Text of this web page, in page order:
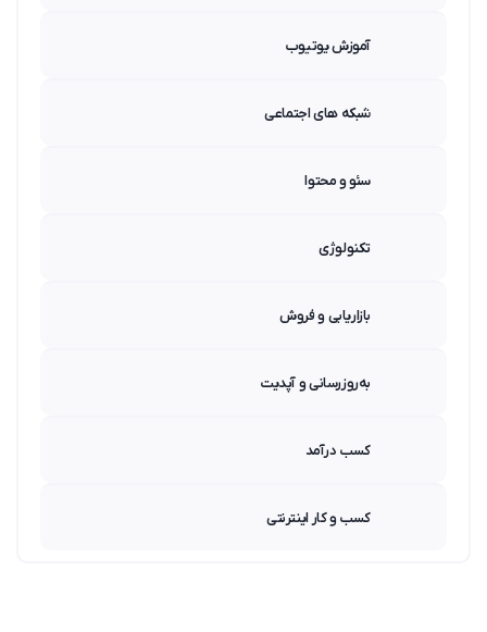
آموزش یوتیوب
شبکه های اجتماعی
سئو و محتوا
تکنولوژی
بازاریابی و فروش
به‌روزرسانی و آپدیت
کسب درآمد
کسب و کار اینترنتی